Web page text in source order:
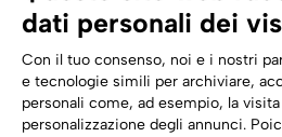
Trasformazione digitale
dati personali dei
Con il tuo consenso, noi e i nostri
e tecnologie simili per archiviare,
personali come, ad esempio, la
personalizzazione degli annunci.